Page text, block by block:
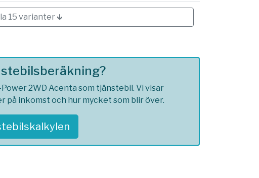
15 varianter 🡳
2WD Acenta som tjänstebil. Vi visar
inkomst och hur mycket som blir över.